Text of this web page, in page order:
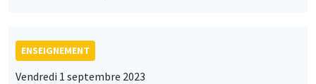
ENSEIGNEMENT
Vendredi 1 septembre 2023